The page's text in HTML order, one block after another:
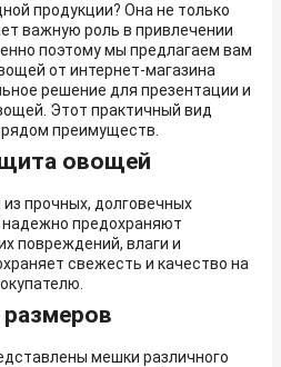
продукции? Она не только
важную роль в привлечении
поэтому мы предлагаем вам
от интернет-магазина
решение для презентации и
Этот практичный вид
преимуществ.
овощей
прочных, долговечных
предохраняют
повреждений, влаги и
свежесть и качество на
мешки различного